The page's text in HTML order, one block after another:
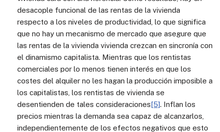
desacople funcional de las rentas de la vivienda
respecto a los niveles de productividad, lo que significa
que no hay un mecanismo de mercado que asegure que
las rentas de la vivienda vivienda crezcan en sincronía con
el dinamismo capitalista. Mientras que los rentistas
comerciales por lo menos tienen interés en que los
costes del alquiler no les hagan la producción imposible a
los capitalistas, los rentistas de vivienda se
desentienden de tales consideraciones[5]. Inflan los
precios mientras la demanda sea capaz de alcanzarlos,
independientemente de los efectos negativos que esto